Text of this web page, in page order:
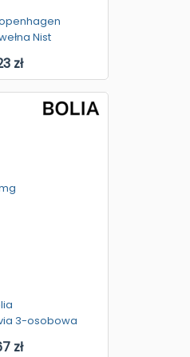
Nist
zł
3-osobowa
zł